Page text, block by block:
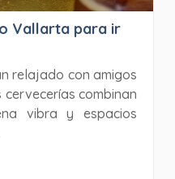
Vallarta para ir
relajado con amigos
combinan
vibra y espacios